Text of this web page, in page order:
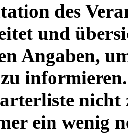
des
und
Angaben,
informieren.
ein wenig